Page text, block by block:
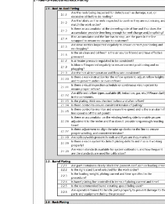
NOTÍCIAS
SOLICITE
ORÇAMENTO
MAPA